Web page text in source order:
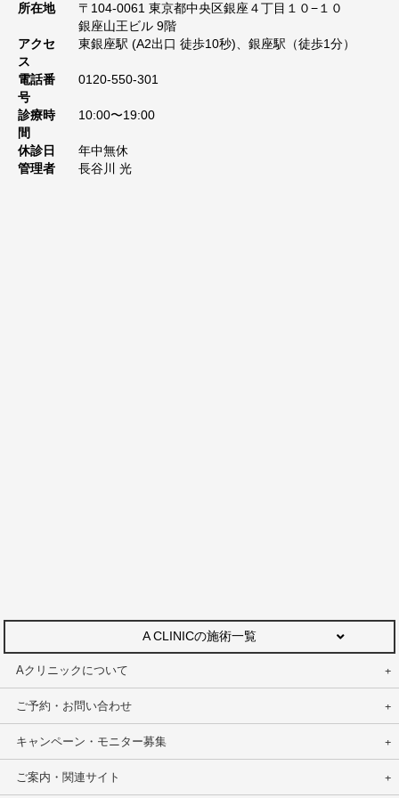
所在地
〒104-0061 東京都中央区銀座４丁目１０−１０
銀座山王ビル 9階
アクセ
ス
東銀座駅 (A2出口 徒歩10秒)、銀座駅（徒歩1分）
電話番
号
0120-550-301
診療時
間
10:00〜19:00
休診日
年中無休
管理者
長谷川 光
A CLINICの施術一覧
Aクリニックについて
ご予約・お問い合わせ
キャンペーン・モニター募集
ご案内・関連サイト